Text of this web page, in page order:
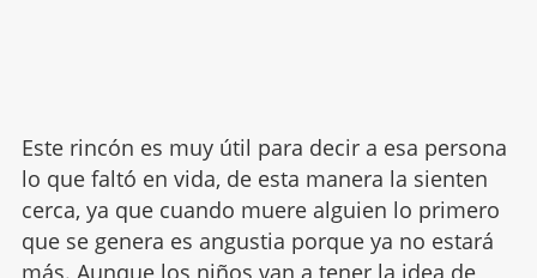
Este rincón es muy útil para decir a esa persona
lo que faltó en vida, de esta manera la sienten
cerca, ya que cuando muere alguien lo primero
que se genera es angustia porque ya no estará
más. Aunque los niños van a tener la idea de